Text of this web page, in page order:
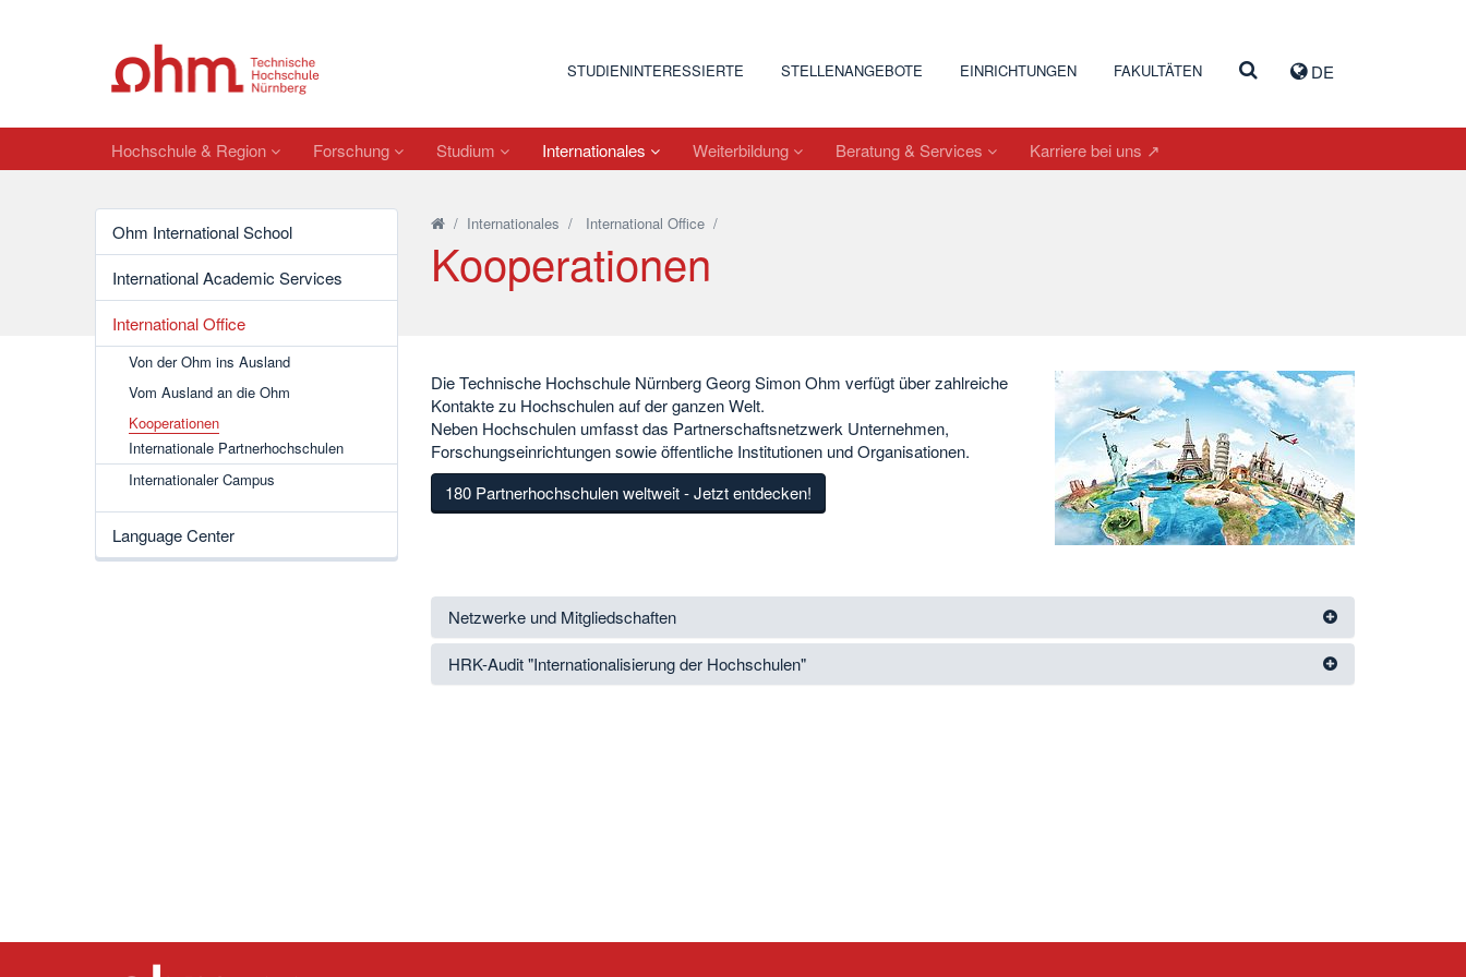
DE
STUDIENINTERESSIERTE STELLENANGEBOTE EINRICHTUNGEN FAKULTÄTEN
Hochschule & Region Forschung Studium Internationales Weiterbildung Beratung & Services Karriere bei uns ↗
Ohm International School
International Academic Services
International Office
Von der Ohm ins Ausland
Vom Ausland an die Ohm
Kooperationen
Internationale Partnerhochschulen
Internationaler Campus
Language Center
/ Internationales / International Office/
Kooperationen
Die Technische Hochschule Nürnberg Georg Simon Ohm verfügt über zahlreiche
Kontakte zu Hochschulen auf der ganzen Welt.
Neben Hochschulen umfasst das Partnerschaftsnetzwerk Unternehmen,
Forschungseinrichtungen sowie öffentliche Institutionen und Organisationen.
180 Partnerhochschulen weltweit - Jetzt entdecken!
Netzwerke und Mitgliedschaften
HRK-Audit "Internationalisierung der Hochschulen"